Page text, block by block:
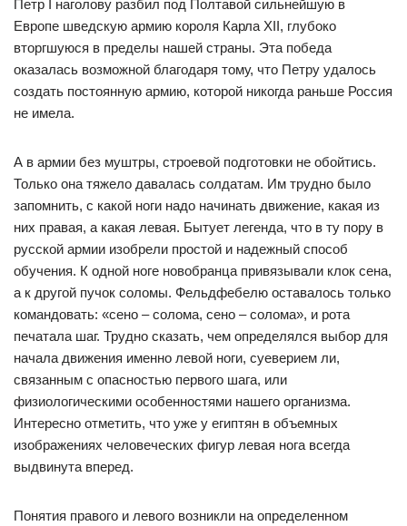
Петр I наголову разбил под Полтавой сильнейшую в
Европе шведскую армию короля Карла XII, глубоко
вторгшуюся в пределы нашей страны. Эта победа
оказалась возможной благодаря тому, что Петру удалось
создать постоянную армию, которой никогда раньше Россия
не имела.
А в армии без муштры, строевой подготовки не обойтись.
Только она тяжело давалась солдатам. Им трудно было
запомнить, с какой ноги надо начинать движение, какая из
них правая, а какая левая. Бытует легенда, что в ту пору в
русской армии изобрели простой и надежный способ
обучения. К одной ноге новобранца привязывали клок сена,
а к другой пучок соломы. Фельдфебелю оставалось только
командовать: «сено – солома, сено – солома», и рота
печатала шаг. Трудно сказать, чем определялся выбор для
начала движения именно левой ноги, суеверием ли,
связанным с опасностью первого шага, или
физиологическими особенностями нашего организма.
Интересно отметить, что уже у египтян в объемных
изображениях человеческих фигур левая нога всегда
выдвинута вперед.
Понятия правого и левого возникли на определенном